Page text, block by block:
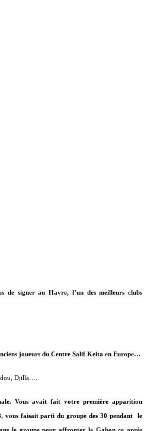
de signer au Havre, l’un des meilleurs clubs
joueurs du Centre Salif Keita en Europe…
Djilla….
Vous avait fait votre première apparition
vous faisait parti du groupe des 30 pendant
le